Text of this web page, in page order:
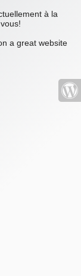
à la
a great website